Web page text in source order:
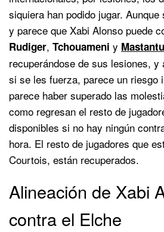
siquiera han podido jugar.
y parece que Xabi Alonso puede
Rudiger, Tchouameni y
recuperándose de sus lesiones, y
si se les fuerza, parece un riesgo
parece haber superado las
como regresan el resto de
disponibles si no hay ningún
hora. El resto de jugadores que
Courtois, están recuperados.
Alineación de Xabi
contra el Elche